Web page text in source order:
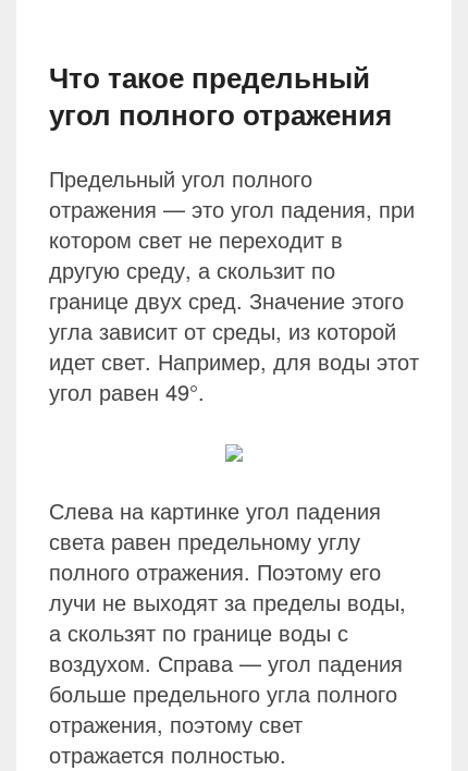
Что такое предельный
угол полного отражения
Предельный угол полного
отражения — это угол падения, при
котором свет не переходит в
другую среду, а скользит по
границе двух сред. Значение этого
угла зависит от среды, из которой
идет свет. Например, для воды этот
угол равен 49°.
Слева на картинке угол падения
света равен предельному углу
полного отражения. Поэтому его
лучи не выходят за пределы воды,
а скользят по границе воды с
воздухом. Справа — угол падения
больше предельного угла полного
отражения, поэтому свет
отражается полностью.